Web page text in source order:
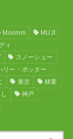
Moomin
MUJI
ィ
スノーシュー
リー・ポッター
東京
林業
神戸